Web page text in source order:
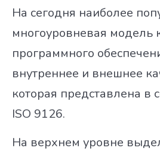
Мифы и заблуждения о
Определение качества ПО
Характеристики качества ПО
необычный пример
инженера
Категории программных ошибок
Пример набора тестов на
На сегодня наиболее
многоуровневая модель
программного
внутреннее и внешнее
которая представлена в
ISO 9126.
На верхнем уровне